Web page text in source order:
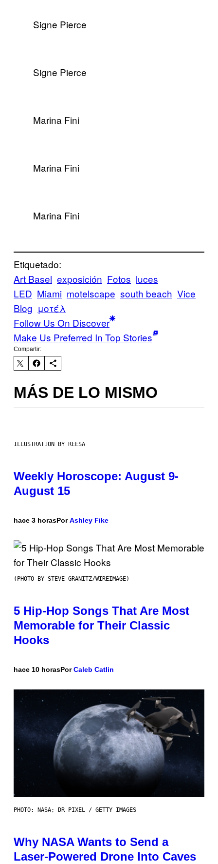
Signe Pierce
Signe Pierce
Marina Fini
Marina Fini
Marina Fini
Etiquetado:
Art Basel exposición Fotos luces
LED Miami motelscape south beach Vice
Blog μοτέλ
Follow Us On Discover
Make Us Preferred In Top Stories
Compartir:
MÁS DE LO MISMO
ILLUSTRATION BY REESA
Weekly Horoscope: August 9-
August 15
hace 3 horasPorAshley Fike
(PHOTO BY STEVE GRANITZ/WIREIMAGE)
5 Hip-Hop Songs That Are Most
Memorable for Their Classic
Hooks
hace 10 horasPorCaleb Catlin
PHOTO: NASA; DR PIXEL / GETTY IMAGES
Why NASA Wants to Send a
Laser-Powered Drone Into Caves